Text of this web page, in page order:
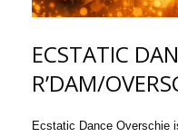
ECSTATIC
R’DAM/
Ecstatic Dance Overschie